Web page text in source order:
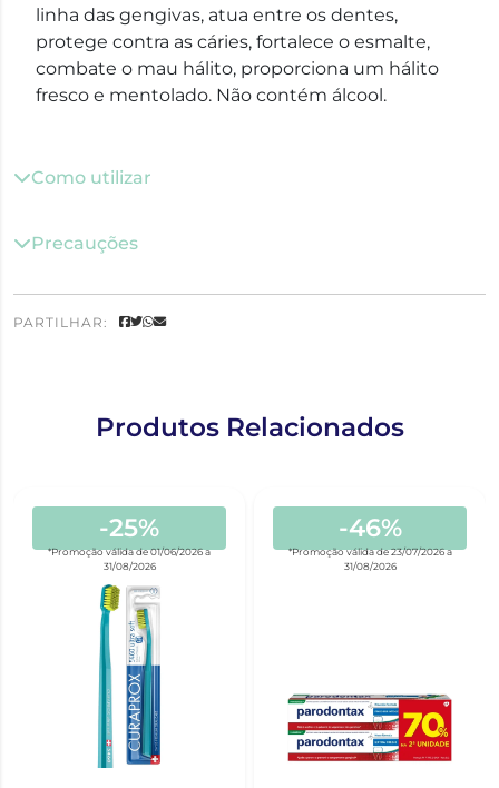
linha das gengivas, atua entre os dentes,
protege contra as cáries, fortalece o esmalte,
combate o mau hálito, proporciona um hálito
fresco e mentolado. Não contém álcool.
Como utilizar
Precauções
PARTILHAR:
Produtos Relacionados
-25%
*Promoção válida de 01/06/2026 a
31/08/2026
-46%
*Promoção válida de 23/07/2026 a
31/08/2026